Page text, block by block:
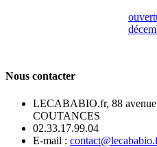
Nous contacter
LECABABIO.fr, 88
COUTANCES
02.33.17.99.04
E-mail :